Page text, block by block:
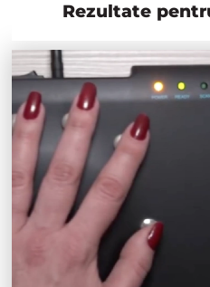
Rezultate